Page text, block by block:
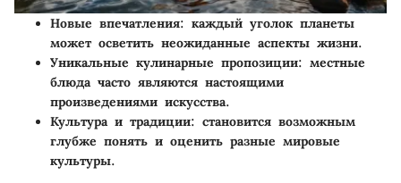
Новые впечатления: каждый уголок планеты
может осветить неожиданные аспекты жизни.
Уникальные кулинарные пропозиции: местные
блюда часто являются настоящими
произведениями искусства.
Культура и традиции: становится возможным
глубже понять и оценить разные мировые
культуры.